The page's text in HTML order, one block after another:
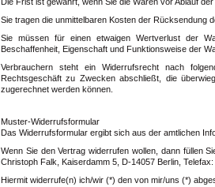
Sie tragen die unmittelbaren Kosten der Rücksendung
Sie müssen für einen etwaigen Wertverlust der
Beschaffenheit, Eigenschaft und Funktionsweise der
Verbrauchern steht ein Widerrufsrecht nach
Rechtsgeschäft zu Zwecken abschließt, die
zugerechnet werden können.
Muster-Widerrufsformular
Das Widerrufsformular ergibt sich aus der amtlichen
Wenn Sie den Vertrag widerrufen wollen, dann füllen
Christoph Falk, Kaiserdamm 5, D-14057 Berlin,
Hiermit widerrufe(n) ich/wir (*) den von mir/uns (*)